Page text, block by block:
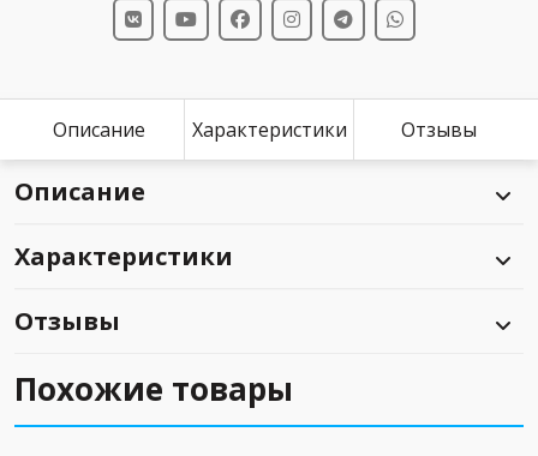
Описание Характеристики Отзывы
Описание
Характеристики
Отзывы
Похожие товары